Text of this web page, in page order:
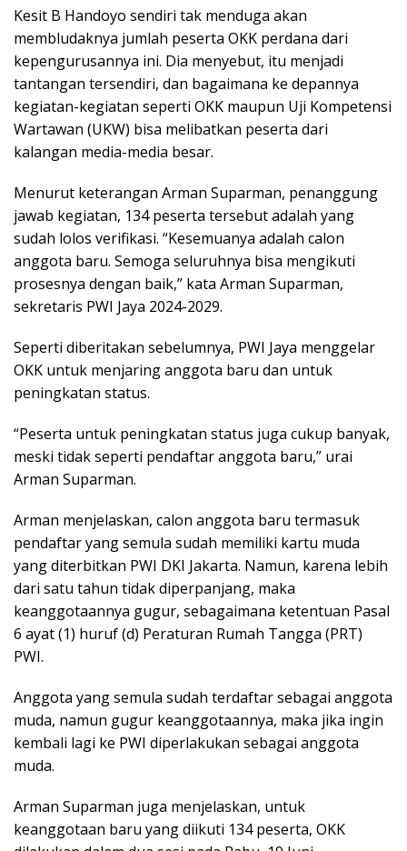
Kesit B Handoyo sendiri tak menduga akan
membludaknya jumlah peserta OKK perdana dari
kepengurusannya ini. Dia menyebut, itu menjadi
tantangan tersendiri, dan bagaimana ke depannya
kegiatan-kegiatan seperti OKK maupun Uji Kompetensi
Wartawan (UKW) bisa melibatkan peserta dari
kalangan media-media besar.
Menurut keterangan Arman Suparman, penanggung
jawab kegiatan, 134 peserta tersebut adalah yang
sudah lolos verifikasi. “Kesemuanya adalah calon
anggota baru. Semoga seluruhnya bisa mengikuti
prosesnya dengan baik,” kata Arman Suparman,
sekretaris PWI Jaya 2024-2029.
Seperti diberitakan sebelumnya, PWI Jaya menggelar
OKK untuk menjaring anggota baru dan untuk
peningkatan status.
“Peserta untuk peningkatan status juga cukup banyak,
meski tidak seperti pendaftar anggota baru,” urai
Arman Suparman.
Arman menjelaskan, calon anggota baru termasuk
pendaftar yang semula sudah memiliki kartu muda
yang diterbitkan PWI DKI Jakarta. Namun, karena lebih
dari satu tahun tidak diperpanjang, maka
keanggotaannya gugur, sebagaimana ketentuan Pasal
6 ayat (1) huruf (d) Peraturan Rumah Tangga (PRT)
PWI.
Anggota yang semula sudah terdaftar sebagai anggota
muda, namun gugur keanggotaannya, maka jika ingin
kembali lagi ke PWI diperlakukan sebagai anggota
muda.
Arman Suparman juga menjelaskan, untuk
keanggotaan baru yang diikuti 134 peserta, OKK